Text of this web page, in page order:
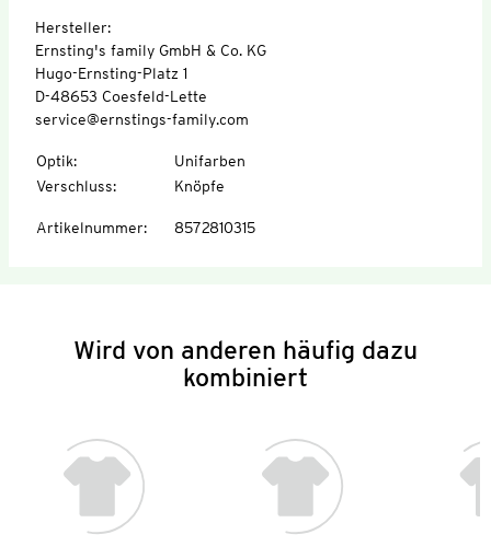
Hersteller:
Ernsting's family GmbH & Co. KG
Hugo-Ernsting-Platz 1
D-48653 Coesfeld-Lette
service@ernstings-family.com
Optik:
Unifarben
Verschluss: Knöpfe
Artikelnummer: 8572810315
Wird von anderen häufig dazu
kombiniert